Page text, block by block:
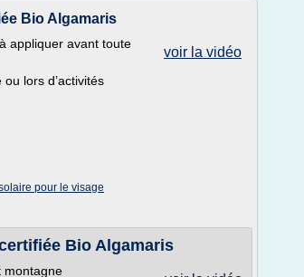
Bio Algamaris
voir la vidéo
appliquer avant toute
lors d’activités
pour le visage
Bio Algamaris
montagne